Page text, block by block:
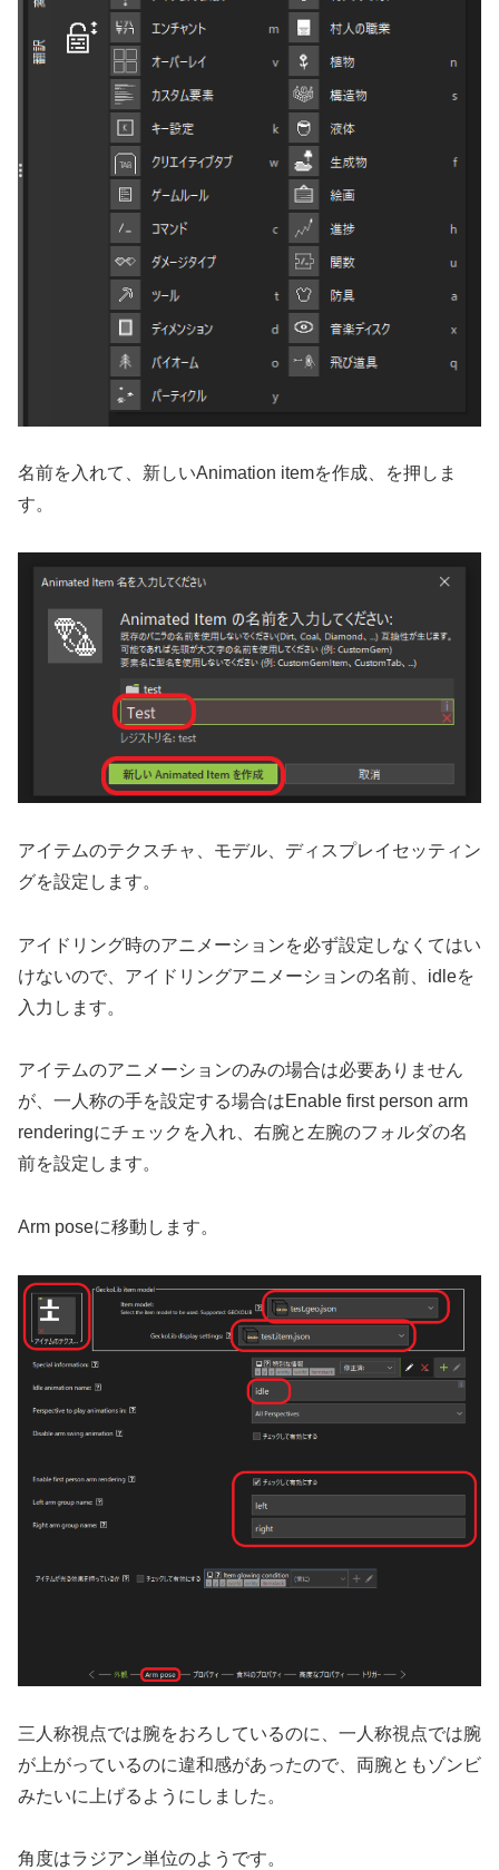
名前を入れて、新しいAnimation itemを作成、を押しま
す。
アイテムのテクスチャ、モデル、ディスプレイセッティン
グを設定します。
アイドリング時のアニメーションを必ず設定しなくてはい
けないので、アイドリングアニメーションの名前、idleを
入力します。
アイテムのアニメーションのみの場合は必要ありません
が、一人称の手を設定する場合はEnable first person arm
renderingにチェックを入れ、右腕と左腕のフォルダの名
前を設定します。
Arm poseに移動します。
三人称視点では腕をおろしているのに、一人称視点では腕
が上がっているのに違和感があったので、両腕ともゾンビ
みたいに上げるようにしました。
角度はラジアン単位のようです。